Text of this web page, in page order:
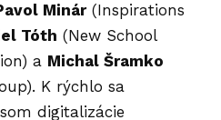
Minár(Inspirations
Tóth (New School
a Michal Šramko
K rýchlo sa
digitalizácie